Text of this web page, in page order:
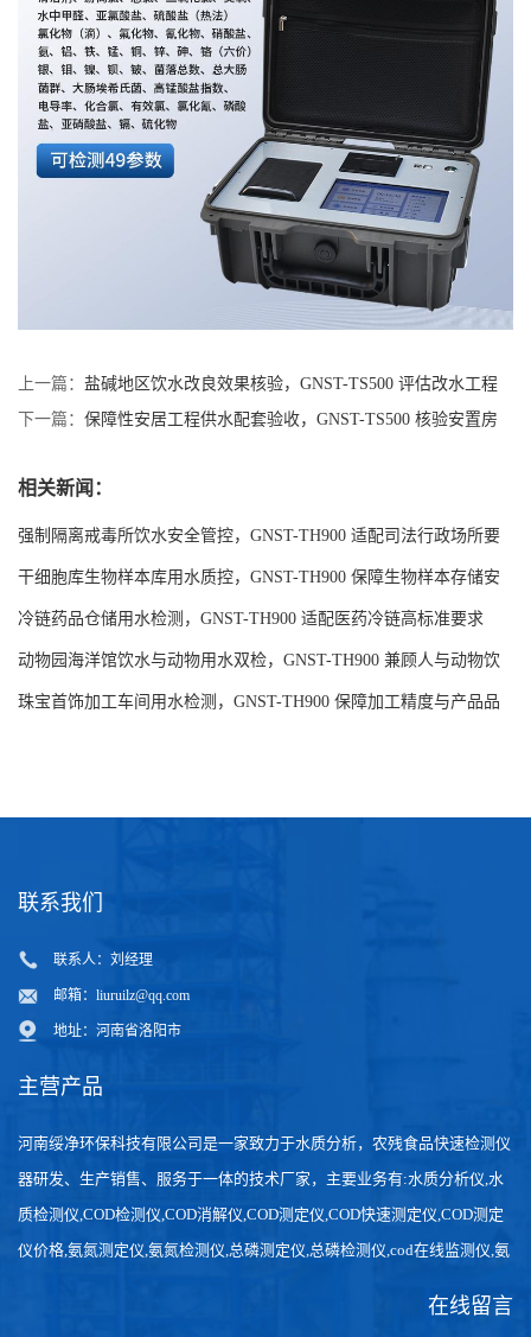
盐碱地区饮水改良效果核验，GNST-TS500 评估改水工程
公租房饮水达标
相关新闻：
全
冷链药品仓储用水检测，GNST-TH900 适配医药冷链高标准要求
动物园海洋馆饮水与动物用水双检，GNST-TH900 兼顾人与动物饮
水安全
珠宝首饰加工车间用水检测，GNST-TH900 保障加工精度与产品品
质
联系人：刘经理
地址：河南省洛阳市
主营产品
河南绥净环保科技有限公司是一家致力于水质分析，农残食品快速检测仪
质检测仪,COD检测仪,COD消解仪,COD测定仪,COD快速测定仪,COD测定
仪价格,氨氮测定仪,氨氮检测仪,总磷测定仪,总磷检测仪,cod在线监测仪,氨
氮在线分析仪,农药残留检测仪，食品检测仪，检测快速,数据准确。
发送询盘